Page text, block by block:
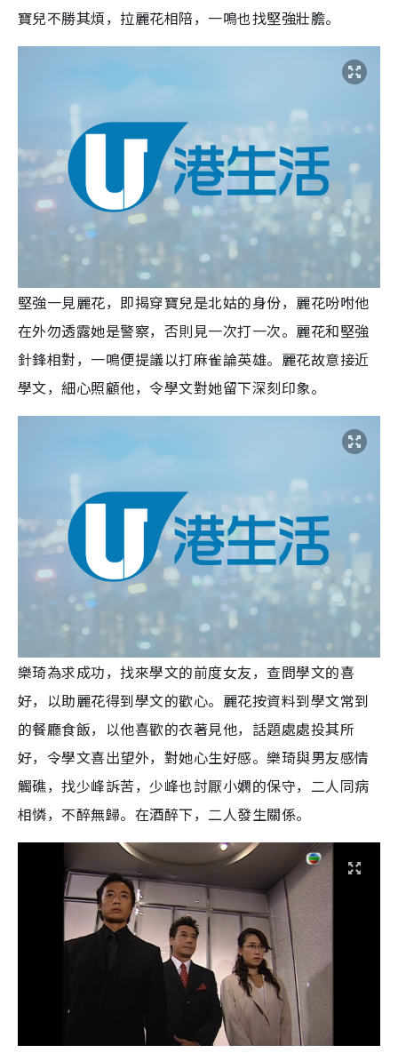
寶兒不勝其煩，拉麗花相陪，一鳴也找堅強壯膽。
堅強一見麗花，即揭穿寶兒是北姑的身份，麗花吩咐他
在外勿透露她是警察，否則見一次打一次。麗花和堅強
針鋒相對，一鳴便提議以打麻雀論英雄。麗花故意接近
學文，細心照顧他，令學文對她留下深刻印象。
樂琦為求成功，找來學文的前度女友，查問學文的喜
好，以助麗花得到學文的歡心。麗花按資料到學文常到
的餐廳食飯，以他喜歡的衣著見他，話題處處投其所
好，令學文喜出望外，對她心生好感。樂琦與男友感情
觸礁，找少峰訴苦，少峰也討厭小嫻的保守，二人同病
相憐，不醉無歸。在酒醉下，二人發生關係。